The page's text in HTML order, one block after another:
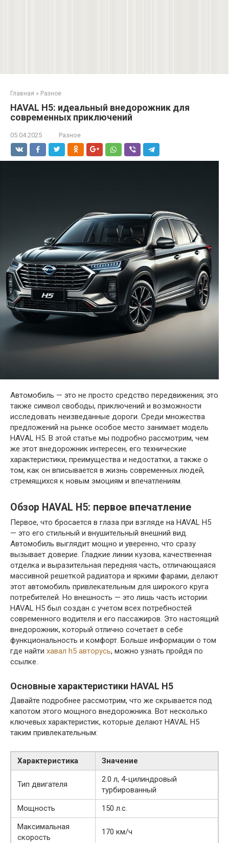
Главная » Разное
HAVAL H5: идеальный внедорожник для
современных приключений
05.04.2025 Разное
Автомобиль — это не просто средство передвижения; это
также символ свободы, приключений и возможности
исследовать неизведанные дороги. Среди множества
предложений на рынке особое место занимает модель
HAVAL H5. В этой статье мы подробно рассмотрим, чем
же этот внедорожник интересен, его технические
характеристики, преимущества и недостатки, а также о
том, как он вписывается в жизнь современных людей,
стремящихся к новым эмоциям и впечатлениям.
Обзор HAVAL H5: первое впечатление
Первое, что бросается в глаза при взгляде на HAVAL H5
— это его стильный и внушительный внешний вид.
Автомобиль выглядит мощно и уверенно, что сразу
вызывает доверие. Гладкие линии кузова, качественная
отделка и выразительная передняя часть, отличающаяся
массивной решеткой радиатора и яркими фарами, делают
этот автомобиль привлекательным для широкого круга
потребителей. Но внешность — это лишь часть истории.
HAVAL H5 был создан с учетом всех потребностей
современного водителя и его пассажиров. Это настоящий
внедорожник, который отлично сочетает в себе
функциональность и комфорт. Больше информации о том
где найти хавал h5 авторусь, можно узнать пройдя по
ссылке.
Основные характеристики HAVAL H5
Давайте подробнее рассмотрим, что же скрывается под
капотом этого мощного внедорожника. Вот несколько
ключевых характеристик, которые делают HAVAL H5
таким привлекательным:
Характеристика Значение
Тип двигателя
2.0 л, 4-цилиндровый
турбированный
Мощность
150 л.с.
Максимальная
скорость
170 км/ч